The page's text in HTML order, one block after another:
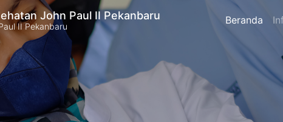
John Paul II Pekanbaru
II Pekanbaru Beranda